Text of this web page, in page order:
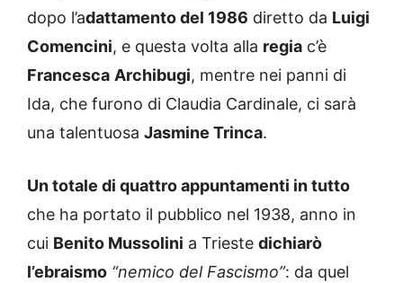
dopo l’adattamento del 1986 diretto da Luigi
Comencini, e questa volta alla regia c’è
Francesca Archibugi, mentre nei panni di
Ida, che furono di Claudia Cardinale, ci sarà
una talentuosa Jasmine Trinca.
Un totale di quattro appuntamenti in tutto
che ha portato il pubblico nel 1938, anno in
cui Benito Mussolini a Trieste dichiarò
l’ebraismo “nemico del Fascismo”: da quel